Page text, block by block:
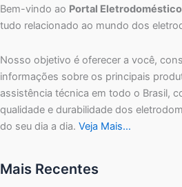
Bem-vindo ao Portal
tudo relacionado ao mundo dos
Nosso objetivo é oferecer a você,
informações sobre os principais
assistência técnica em todo o Brasil,
qualidade e durabilidade dos
do seu dia a dia. Veja Mais…
Mais Recentes